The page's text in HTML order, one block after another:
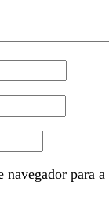
navegador para a